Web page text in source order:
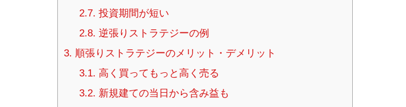
2.7. 投資期間が短い
2.8. 逆張りストラテジーの例
3. 順張りストラテジーのメリット・デメリット
3.1. 高く買ってもっと高く売る
3.2. 新規建ての当日から含み益も